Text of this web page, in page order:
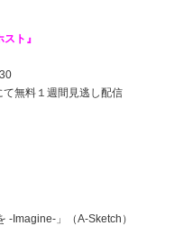
ト』
無料１週間見逃し配信
-Imagine-」（A-Sketch）